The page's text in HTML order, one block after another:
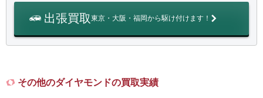
出張買取東京・大阪・福岡から駆け付けます！
その他のダイヤモンドの買取実績